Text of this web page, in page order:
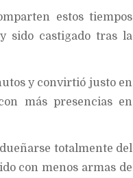
estos tiempos
sido castigado tras la
y convirtió justo en
más presencias en
totalmente del
con menos armas de